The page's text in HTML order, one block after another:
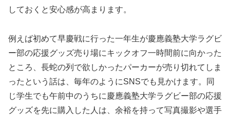
しておくと安心感が高まります。
例えば初めて早慶戦に行った一年生が慶應義塾大学ラグビ
ー部の応援グッズ売り場にキックオフ一時間前に向かった
ところ、長蛇の列で欲しかったパーカーが売り切れてしま
ったという話は、毎年のようにSNSでも見かけます。同
じ学生でも午前中のうちに慶應義塾大学ラグビー部の応援
グッズを先に購入した人は、余裕を持って写真撮影や選手